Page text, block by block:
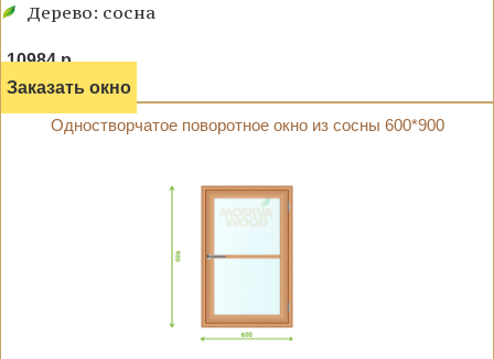
Дерево: сосна
10984 р.
Заказать окно
Одностворчатое поворотное окно из сосны 600*900